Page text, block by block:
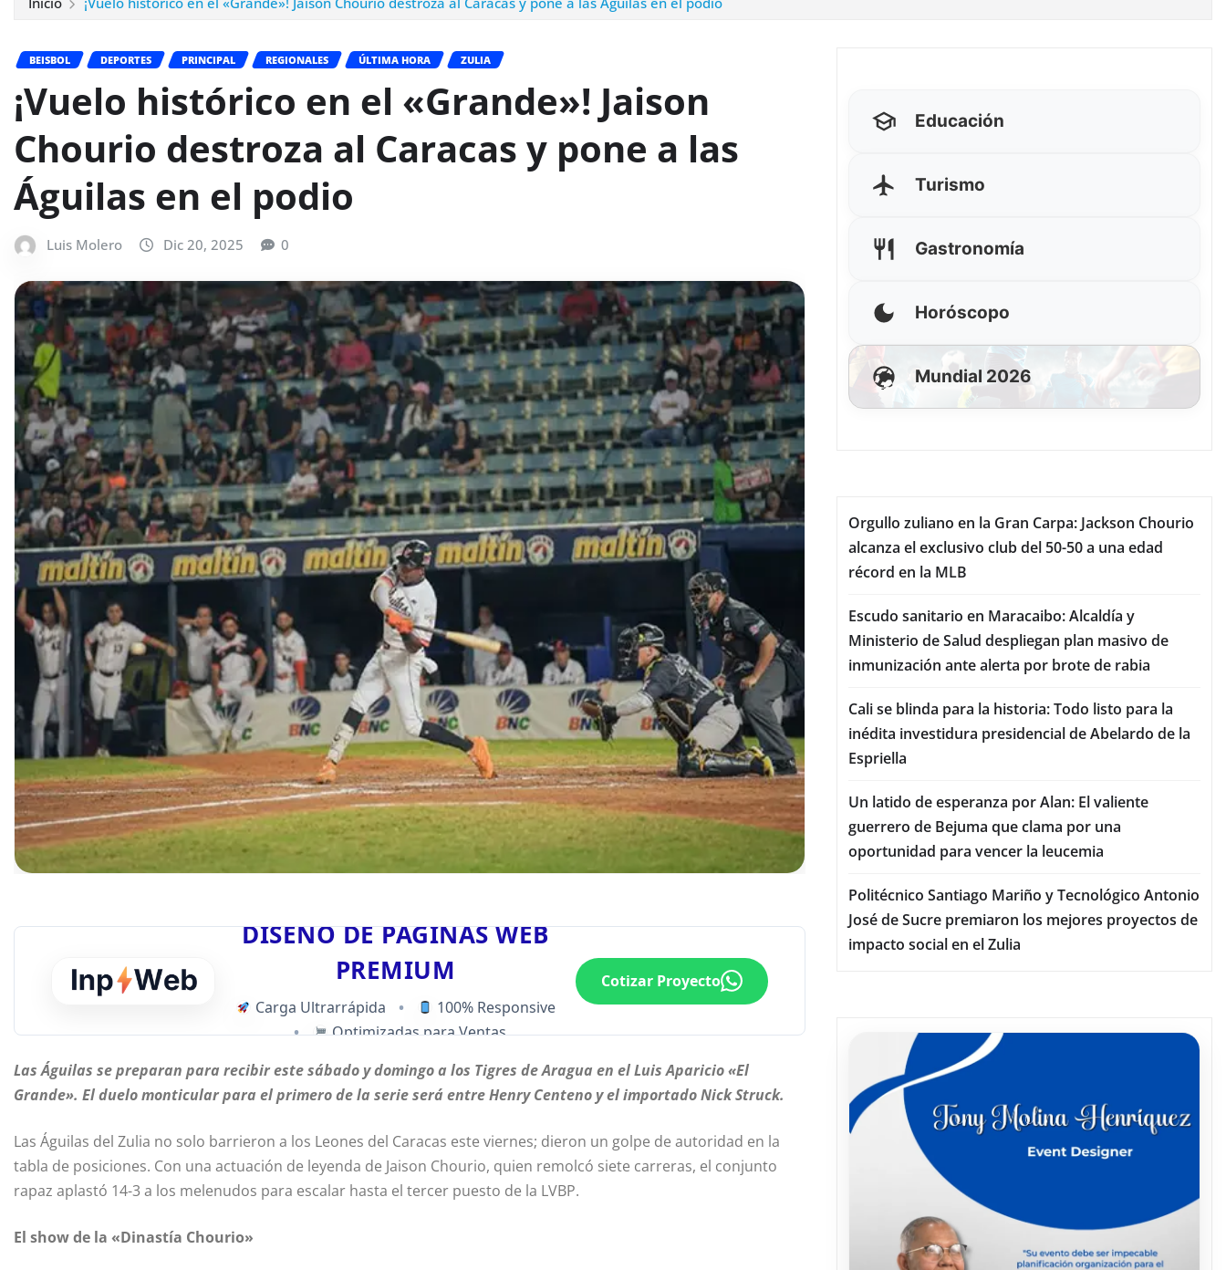
BEISBOL DEPORTES PRINCIPAL REGIONALES ÚLTIMA HORA ZULIA
¡Vuelo histórico en el «Grande»! Jaison
Chourio destroza al Caracas y pone a las
Águilas en el podio
Luis Molero Dic 20, 2025 0
DISEÑO DE PÁGINAS WEB
PREMIUM
Carga Ultrarrápida •
100% Responsive
•
Optimizadas para Ventas
Cotizar Proyecto
Las Águilas se preparan para recibir este sábado y domingo a los Tigres de Aragua en el Luis Aparicio «El
Grande». El duelo monticular para el primero de la serie será entre Henry Centeno y el importado Nick Struck.
Las Águilas del Zulia no solo barrieron a los Leones del Caracas este viernes; dieron un golpe de autoridad en la
tabla de posiciones. Con una actuación de leyenda de Jaison Chourio, quien remolcó siete carreras, el conjunto
rapaz aplastó 14-3 a los melenudos para escalar hasta el tercer puesto de la LVBP.
El show de la «Dinastía Chourio»
Educación
Turismo
Gastronomía
Horóscopo
Mundial 2026
Orgullo zuliano en la Gran Carpa: Jackson Chourio
alcanza el exclusivo club del 50-50 a una edad
récord en la MLB
Escudo sanitario en Maracaibo: Alcaldía y
Ministerio de Salud despliegan plan masivo de
inmunización ante alerta por brote de rabia
Cali se blinda para la historia: Todo listo para la
inédita investidura presidencial de Abelardo de la
Espriella
Un latido de esperanza por Alan: El valiente
guerrero de Bejuma que clama por una
oportunidad para vencer la leucemia
Politécnico Santiago Mariño y Tecnológico Antonio
José de Sucre premiaron los mejores proyectos de
impacto social en el Zulia